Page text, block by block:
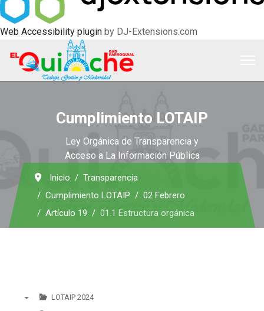
Web Accessibility plugin by DJ-Extensions.com
Cumplimiento LOTAIP
Ley Orgánica de Transparencia y
Acceso a La Información Pública
Inicio
Transparencia
Cumplimiento LOTAIP
02 Febrero
Artículo 19
01.1 Estructura orgánica
LOTAIP 2024